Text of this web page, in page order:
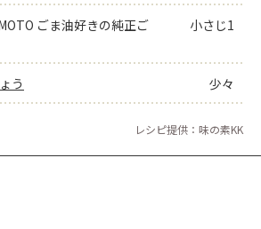
ごま油好きの純正ご
小さじ1
う 少々
レシピ提供：味の素KK